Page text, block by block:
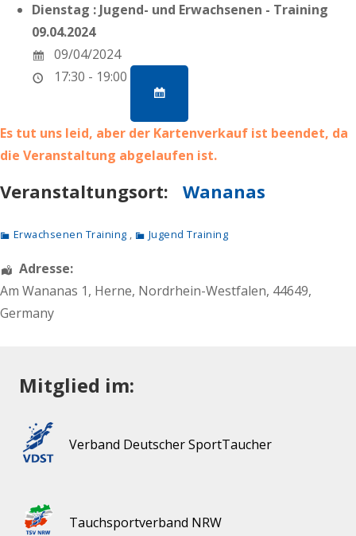
Dienstag : Jugend- und Erwachsenen - Training
09.04.2024
09/04/2024
17:30 - 19:00
Es tut uns leid, aber der Kartenverkauf ist beendet, da
die Veranstaltung abgelaufen ist.
Veranstaltungsort: Wananas
Erwachsenen Training , Jugend Training
Adresse:
Am Wananas 1, Herne, Nordrhein-Westfalen, 44649,
Germany
Mitglied im:
Verband Deutscher SportTaucher
Tauchsportverband NRW